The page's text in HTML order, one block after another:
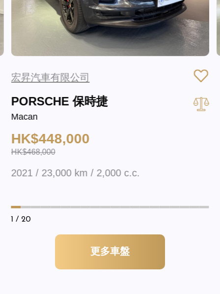
宏昇汽車有限公司
PORSCHE 保時捷
Macan
HK$448,000
HK$468,000
2021 / 23,000 km / 2,000 c.c.
1 / 20
更多車盤